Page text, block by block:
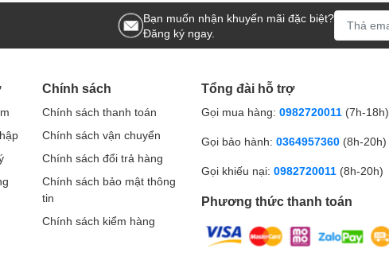
Bạn muốn nhận khuyến mãi đặc biệt?
Đăng ký ngay.
Chính sách
Chính sách thanh toán
Chính sách vận chuyển
Chính sách đổi trả hàng
Chính sách bảo mật thông
tin
Chính sách kiểm hàng
Tổng đài hỗ trợ
Gọi mua hàng: 0982720011 (7h-18h)
Gọi bảo hành: 0364957360 (8h-20h)
Gọi khiếu nại: 0982720011 (8h-20h)
Phương thức thanh toán